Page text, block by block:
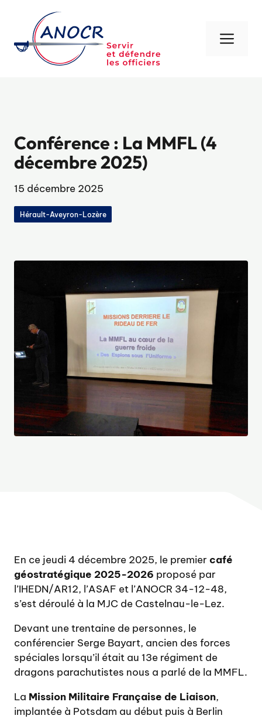
contenu
Conférence : La MMFL (4
décembre 2025)
15 décembre 2025
Hérault-Aveyron-Lozère
En ce jeudi 4 décembre 2025, le premier café
géostratégique 2025-2026 proposé par
l’IHEDN/AR12, l’ASAF et l’ANOCR 34-12-48,
s’est déroulé à la MJC de Castelnau-le-Lez.
Devant une trentaine de personnes, le
conférencier Serge Bayart, ancien des forces
spéciales lorsqu’il était au 13e régiment de
dragons parachutistes nous a parlé de la MMFL.
La Mission Militaire Française de Liaison,
implantée à Potsdam au début puis à Berlin